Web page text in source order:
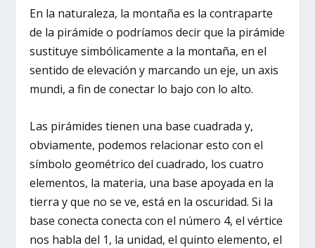
En la naturaleza, la montaña es la contraparte
de la pirámide o podríamos decir que la pirámide
sustituye simbólicamente a la montaña, en el
sentido de elevación y marcando un eje, un axis
mundi, a fin de conectar lo bajo con lo alto.
Las pirámides tienen una base cuadrada y,
obviamente, podemos relacionar esto con el
símbolo geométrico del cuadrado, los cuatro
elementos, la materia, una base apoyada en la
tierra y que no se ve, está en la oscuridad. Si la
base conecta conecta con el número 4, el vértice
nos habla del 1, la unidad, el quinto elemento, el